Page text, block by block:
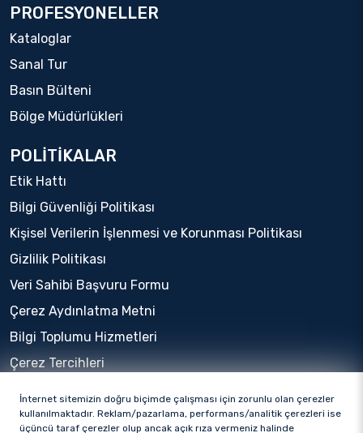
PROFESYONELLER
Kataloglar
Sanal Tur
Basın Bülteni
Bölge Müdürlükleri
POLİTİKALAR
Etik Hattı
Bilgi Güvenliği Politikası
Kişisel Verilerin İşlenmesi ve Korunması Politikası
Gizlilik Politikası
Veri Sahibi Başvuru Formu
Çerez Aydınlatma Metni
Bilgi Toplumu Hizmetleri
Çerez Tercihleri
İnternet sitemizin doğru biçimde çalışması için zorunlu olan çerezler
kullanılmaktadır. Reklam/pazarlama, performans/analitik çerezleri ise
üçüncü taraf çerezler olup ancak açık rıza vermeniz halinde